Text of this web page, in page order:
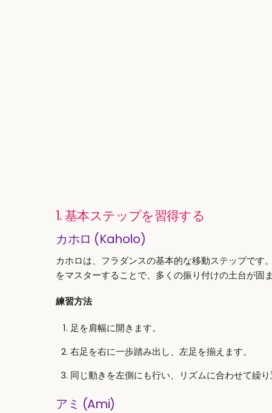
1. 基本ステップを習得する
カホロ (Kaholo)
カホロは、フラダンスの基本的な移動ステップで
をマスターすることで、多くの振り付けの土台が固ま
練習方法
足を肩幅に開きます。
右足を右に一歩踏み出し、左足を揃えます。
同じ動きを左側にも行い、リズムに合わせて繰り
アミ (Ami)